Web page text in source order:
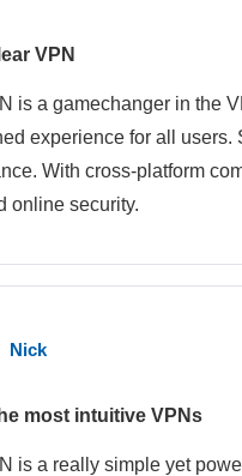
VPN
is a gamechanger in the
experience for all users.
With cross-platform
online security.
Nick
most intuitive VPNs
is a really simple yet